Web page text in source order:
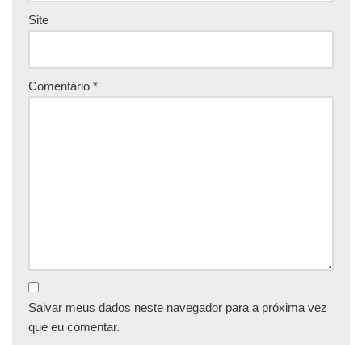
Site
Comentário *
Salvar meus dados neste navegador para a próxima vez
que eu comentar.